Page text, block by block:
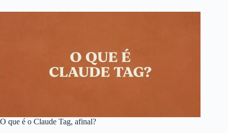
O que é o Claude Tag, afinal?